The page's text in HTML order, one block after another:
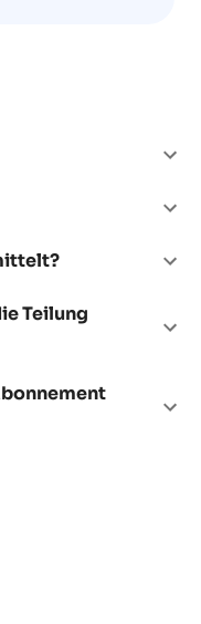
Teilung